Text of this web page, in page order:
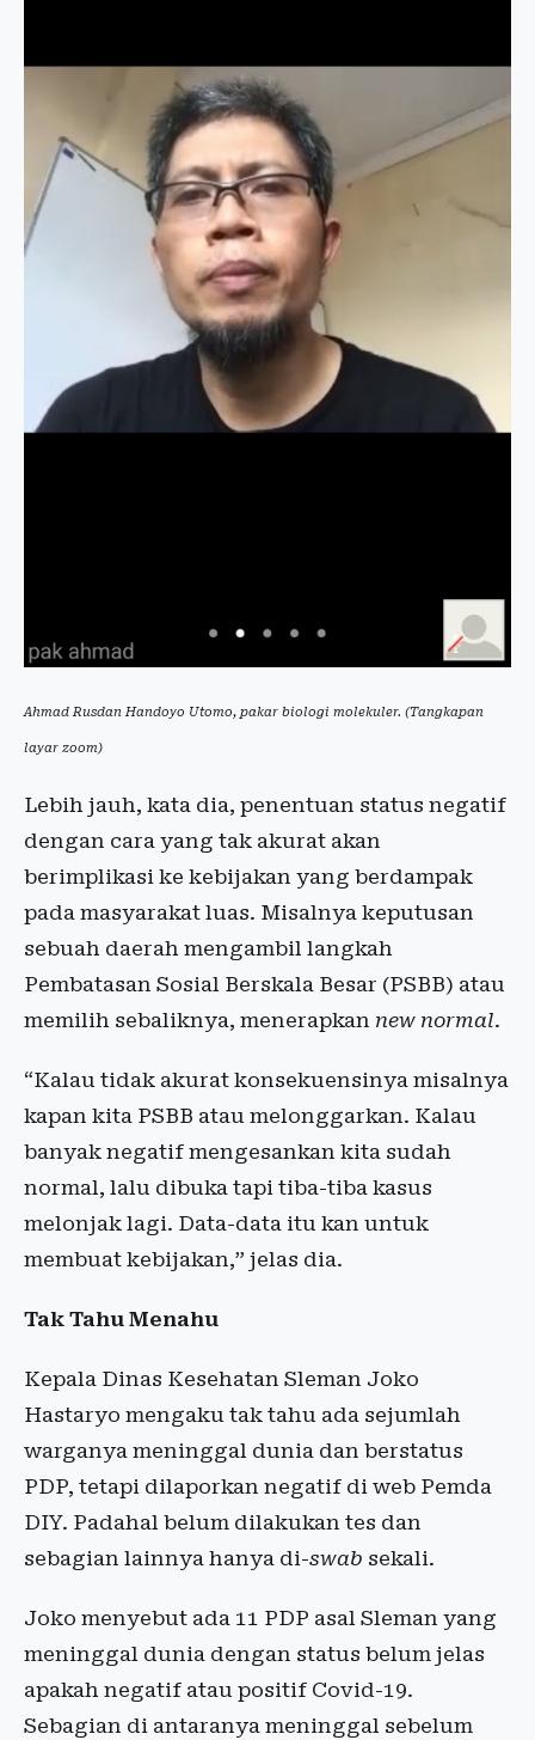
Ahmad Rusdan Handoyo Utomo, pakar biologi molekuler. (Tangkapan
layar zoom)
Lebih jauh, kata dia, penentuan status negatif
dengan cara yang tak akurat akan
berimplikasi ke kebijakan yang berdampak
pada masyarakat luas. Misalnya keputusan
sebuah daerah mengambil langkah
Pembatasan Sosial Berskala Besar (PSBB) atau
memilih sebaliknya, menerapkan new normal.
“Kalau tidak akurat konsekuensinya misalnya
kapan kita PSBB atau melonggarkan. Kalau
banyak negatif mengesankan kita sudah
normal, lalu dibuka tapi tiba-tiba kasus
melonjak lagi. Data-data itu kan untuk
membuat kebijakan,” jelas dia.
Tak Tahu Menahu
Kepala Dinas Kesehatan Sleman Joko
Hastaryo mengaku tak tahu ada sejumlah
warganya meninggal dunia dan berstatus
PDP, tetapi dilaporkan negatif di web Pemda
DIY. Padahal belum dilakukan tes dan
sebagian lainnya hanya di-swab sekali.
Joko menyebut ada 11 PDP asal Sleman yang
meninggal dunia dengan status belum jelas
apakah negatif atau positif Covid-19.
Sebagian di antaranya meninggal sebelum